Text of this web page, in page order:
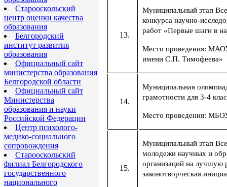
Старооскольский
центр оценки качества
образования
Белгородский
институт развития
образования
Официальный сайт
министерства образования
Белгородской области
Официальный сайт
Министерства
образования и науки
Российской Федерации
Центр психолого-
медико-социального
сопровождения
Старооскольский
филиал Белгородского
государственного
национального
Муниципальный этап
конкурса научно-
работ «Первые шаги в
Место проведения:
имени С.П. Тимофеева»
Муниципальная
грамотности для 3-4
Место проведения:
Муниципальный этап
молодежи научных и
организаций на лучшую
законотворческая